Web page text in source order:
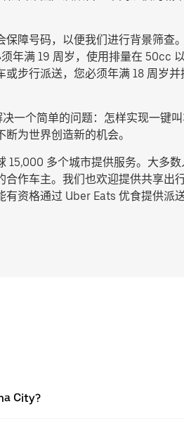
障号码，以便我们进行背景筛查
年满 19 周岁，使用排量在 50cc
或步行派送，您必须年满 18 周岁
一个简单的问题：怎样实现一键
为世界创造新的机会。
多个城市提供服务。大多
作车主。我们也欢迎提供共享出
资格通过 Uber Eats 优食提供派
City?